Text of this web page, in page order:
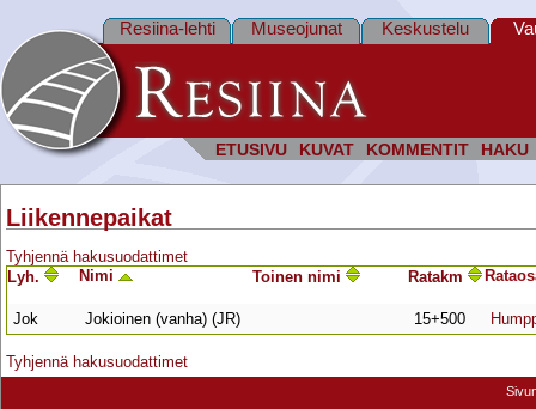
ETUSIVU KUVAT KOMMENTIT HAKU
Resiina-lehti Museojunat Keskustelu
Liikennepaikat
Tyhjennä hakusuodattimet
Lyh.
Nimi Toinen nimi Ratakm
Jok Jokioinen (vanha) (JR) 15+500
Tyhjennä hakusuodattimet